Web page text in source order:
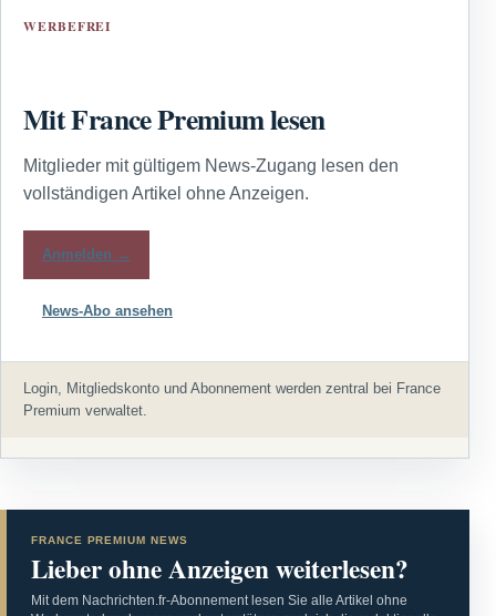
WERBEFREI
Mit France Premium lesen
Mitglieder mit gültigem News-Zugang lesen den
vollständigen Artikel ohne Anzeigen.
Anmelden →
News-Abo ansehen
Login, Mitgliedskonto und Abonnement werden zentral bei France
Premium verwaltet.
FRANCE PREMIUM NEWS
Lieber ohne Anzeigen weiterlesen?
Mit dem Nachrichten.fr-Abonnement lesen Sie alle Artikel ohne